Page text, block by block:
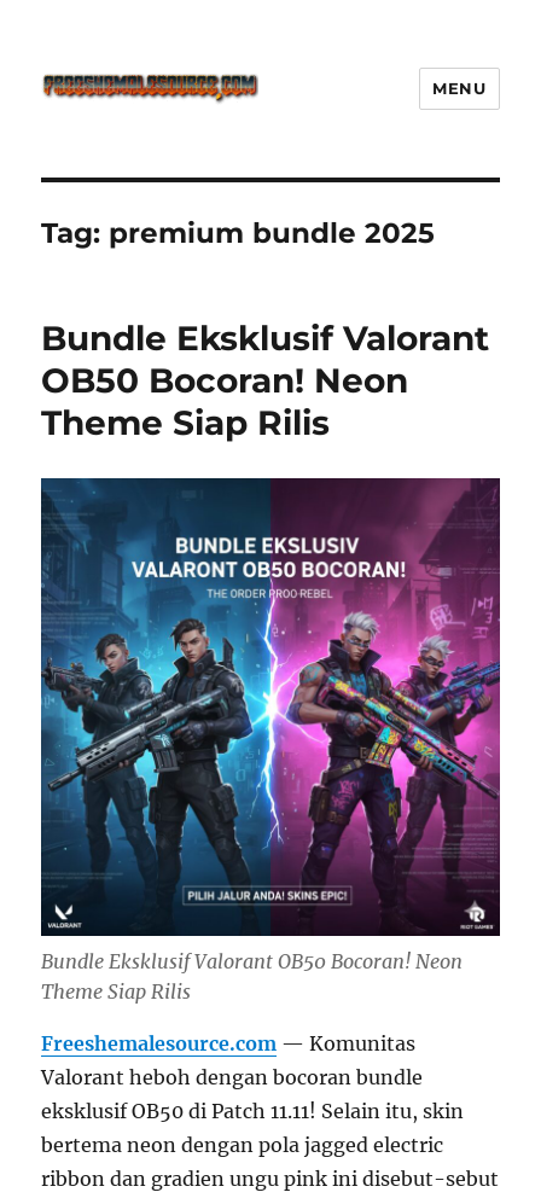
Defense Main Game Ini Pasti
Ketagihan!
MENU
Tag: premium bundle 2025
Bundle Eksklusif Valorant
OB50 Bocoran! Neon
Theme Siap Rilis
Bundle Eksklusif Valorant OB50 Bocoran! Neon
Theme Siap Rilis
Freeshemalesource.com — Komunitas
Valorant heboh dengan bocoran bundle
eksklusif OB50 di Patch 11.11! Selain itu, skin
bertema neon dengan pola jagged electric
ribbon dan gradien ungu pink ini disebut-sebut